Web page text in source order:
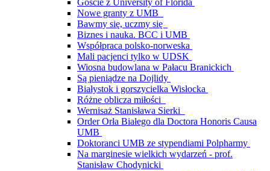
Goście z University of Florida
Nowe granty z UMB
Bawmy się, uczmy się
Biznes i nauka. BCC i UMB
Współpraca polsko-norweska
Mali pacjenci tylko w UDSK
Wiosna budowlana w Pałacu Branickich
Są pieniądze na Dojlidy
Białystok i gorszycielka Wisłocka
Różne oblicza miłości
Wernisaż Stanisława Sierki
Order Orła Białego dla Doctora Honoris Causa
UMB
Doktoranci UMB ze stypendiami Polpharmy
Na marginesie wielkich wydarzeń - prof.
Stanisław Chodynicki